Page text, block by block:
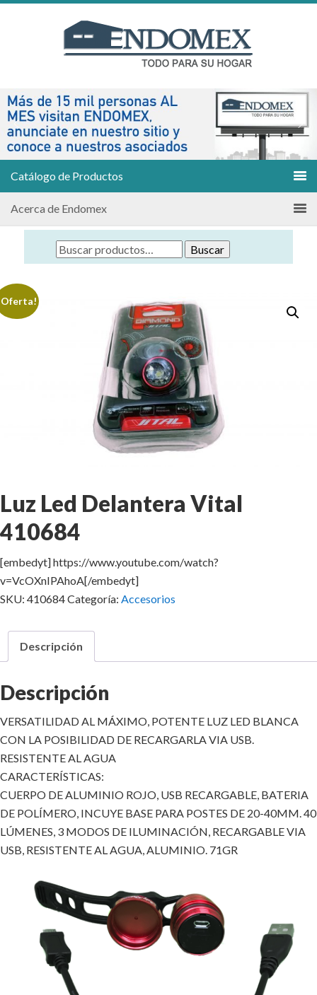
Catálogo de Productos
Acerca de Endomex
Buscar
Luz Led Delantera Vital
410684
[embedyt] https://www.youtube.com/watch?
v=VcOXnIPAhoA[/embedyt]
SKU: 410684Categoría: Accesorios
Descripción
Descripción
VERSATILIDAD AL MÁXIMO, POTENTE LUZ LED BLANCA
CON LA POSIBILIDAD DE RECARGARLA VIA USB.
RESISTENTE AL AGUA
CARACTERÍSTICAS:
CUERPO DE ALUMINIO ROJO, USB RECARGABLE, BATERIA
DE POLÍMERO, INCUYE BASE PARA POSTES DE 20-40MM. 40
LÚMENES, 3 MODOS DE ILUMINACIÓN, RECARGABLE VIA
USB, RESISTENTE AL AGUA, ALUMINIO. 71GR